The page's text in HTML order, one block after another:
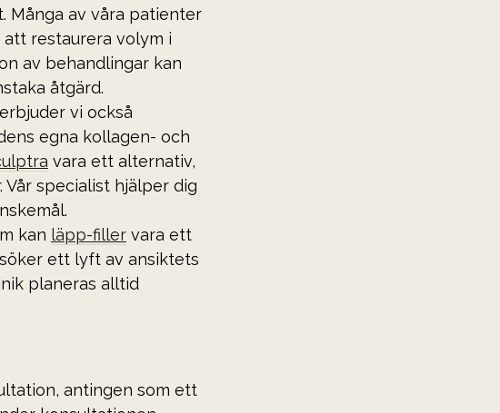
Många av våra patienter
att restaurera volym i
av behandlingar kan
åtgärd.
vi också
egna kollagen- och
vara ett alternativ,
specialist hjälper dig
kan läpp-filler vara ett
ett lyft av ansiktets
planeras alltid
antingen som ett